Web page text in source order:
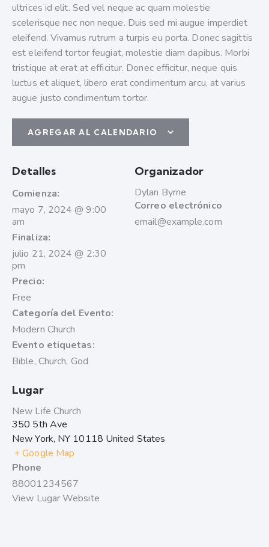
ultrices id elit. Sed vel neque ac quam molestie
scelerisque nec non neque. Duis sed mi augue imperdiet
eleifend. Vivamus rutrum a turpis eu porta. Donec sagittis
est eleifend tortor feugiat, molestie diam dapibus. Morbi
tristique at erat at efficitur. Donec efficitur, neque quis
luctus et aliquet, libero erat condimentum arcu, at varius
augue justo condimentum tortor.
AGREGAR AL CALENDARIO
Detalles
Comienza:
mayo 7, 2024 @ 9:00
am
Finaliza:
julio 21, 2024 @ 2:30
pm
Precio:
Free
Categoría del Evento:
Modern Church
Evento etiquetas:
Bible, Church, God
Organizador
Dylan Byrne
Correo electrónico
email@example.com
Lugar
New Life Church
350 5th Ave
New York, NY 10118 United States
+ Google Map
Phone
88001234567
View Lugar Website